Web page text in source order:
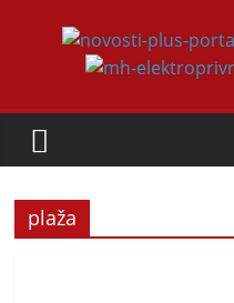
Novosti
o
plaža